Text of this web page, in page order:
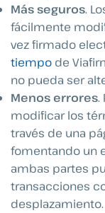
Más seguros.
fácilmente
vez firmado
tiempo de
no pueda ser
Menos errores.
modificar los
través de una
fomentando un
ambas partes
transacciones
desplazamiento.